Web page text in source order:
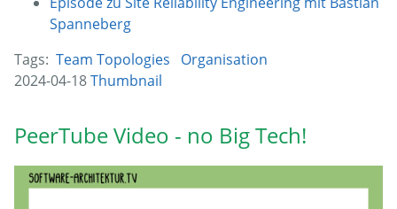
Spanneberg
Tags: Team Topologies
Organisation
2024-04-18Thumbnail
PeerTube Video - no Big Tech!